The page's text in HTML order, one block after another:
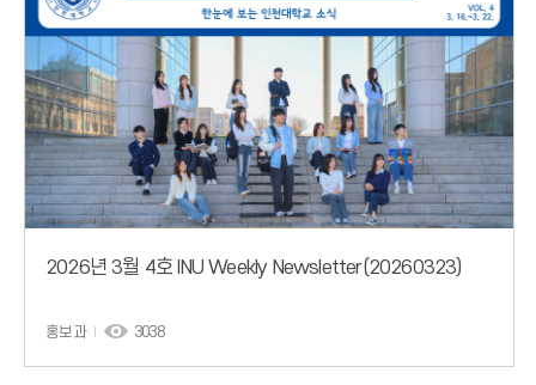
2026년 3월 4호 INU Weekly Newsletter(20260323)
홍보과 3038